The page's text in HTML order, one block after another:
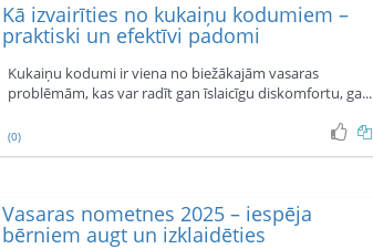
Kā izvairīties no kukaiņu kodumiem –
praktiski un efektīvi padomi
Kukaiņu kodumi ir viena no biežākajām vasaras
problēmām, kas var radīt gan īslaicīgu diskomfortu, ga...
(0)
Vasaras nometnes 2025 – iespēja
bērniem augt un izklaidēties